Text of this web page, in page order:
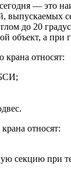
— это
выпускаемых
до 20
а при
относят:
относят:
секцию при